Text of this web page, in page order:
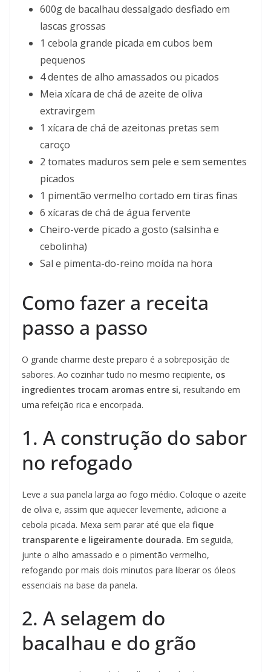
600g de bacalhau dessalgado desfiado em
lascas grossas
1 cebola grande picada em cubos bem
pequenos
4 dentes de alho amassados ou picados
Meia xícara de chá de azeite de oliva
extravirgem
1 xícara de chá de azeitonas pretas sem
caroço
2 tomates maduros sem pele e sem sementes
picados
1 pimentão vermelho cortado em tiras finas
6 xícaras de chá de água fervente
Cheiro-verde picado a gosto (salsinha e
cebolinha)
Sal e pimenta-do-reino moída na hora
Como fazer a receita
passo a passo
O grande charme deste preparo é a sobreposição de
sabores. Ao cozinhar tudo no mesmo recipiente, os
ingredientes trocam aromas entre si, resultando em
uma refeição rica e encorpada.
1. A construção do sabor
no refogado
Leve a sua panela larga ao fogo médio. Coloque o azeite
de oliva e, assim que aquecer levemente, adicione a
cebola picada. Mexa sem parar até que ela fique
transparente e ligeiramente dourada. Em seguida,
junte o alho amassado e o pimentão vermelho,
refogando por mais dois minutos para liberar os óleos
essenciais na base da panela.
2. A selagem do
bacalhau e do grão